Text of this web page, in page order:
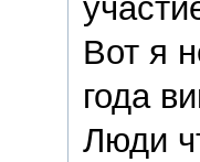
Вот я
года
Люди